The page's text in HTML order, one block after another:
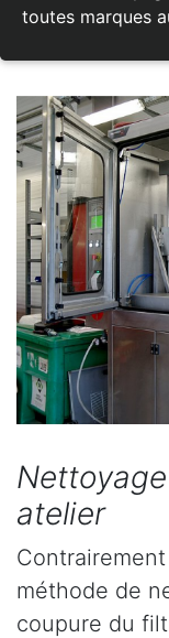
toutes marques
atelier
méthode de
coupure du